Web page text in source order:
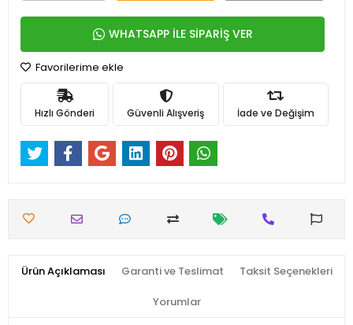
WHATSAPP İLE SİPARİŞ VER
Favorilerime ekle
Hızlı Gönderi Güvenli Alışveriş İade ve Değişim
Ürün Açıklaması Garanti ve Teslimat Taksit Seçenekleri
Yorumlar